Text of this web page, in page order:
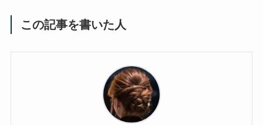
この記事を書いた人